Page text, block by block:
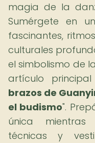
magia de la
Sumérgete en
fascinantes,
culturales
el simbolismo de
artículo
brazos de
el budismo".
única mientras
técnicas y